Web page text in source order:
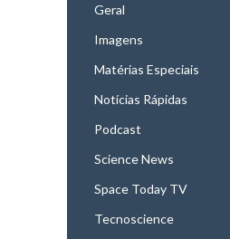
Geral
Imagens
Matérias Especiais
Notícias Rápidas
Podcast
Science News
Space Today TV
Tecnoscience